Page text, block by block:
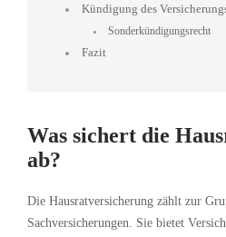
Kündigung des
Sonderkündigungsrecht
Fazit
Was sichert die
ab?
Die Hausratversicherung zählt zur
Sachversicherungen. Sie bietet